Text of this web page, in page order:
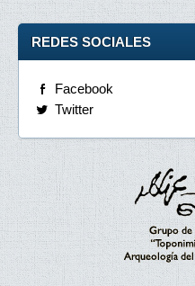
REDES SOCIALES
Facebook
Twitter